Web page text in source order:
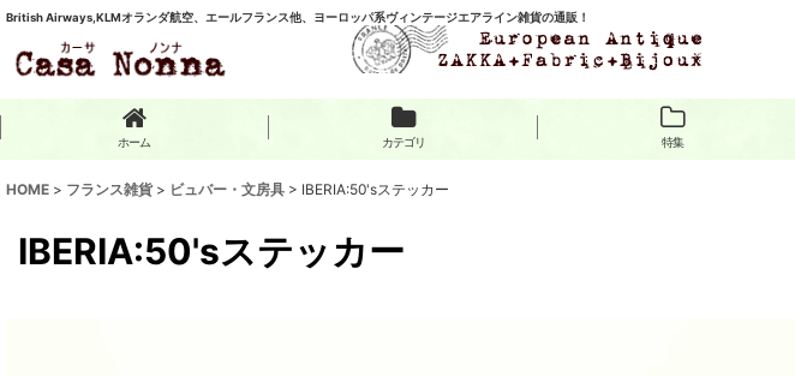
British Airways,KLMオランダ航空、エールフランス他、ヨーロッパ系ヴィンテージエアライン雑貨の通販！
ホーム カテゴリ 特集
HOME > フランス雑貨 > ビュバー・文房具 > IBERIA:50'sステッカー
IBERIA:50'sステッカー